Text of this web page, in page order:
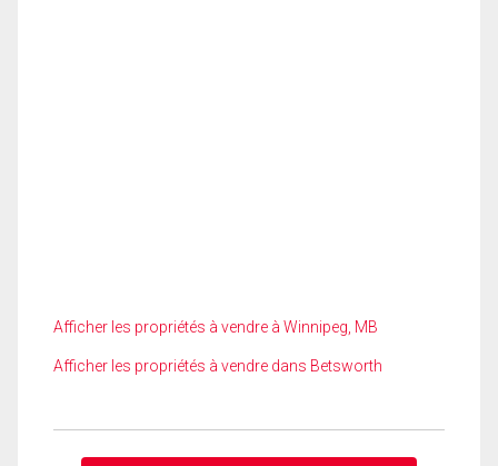
Afficher les propriétés à vendre à Winnipeg, MB
Afficher les propriétés à vendre dans Betsworth